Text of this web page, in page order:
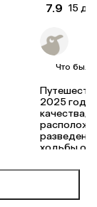
7.9 15
Что
2025 года.
качества,
ходьбы от
10